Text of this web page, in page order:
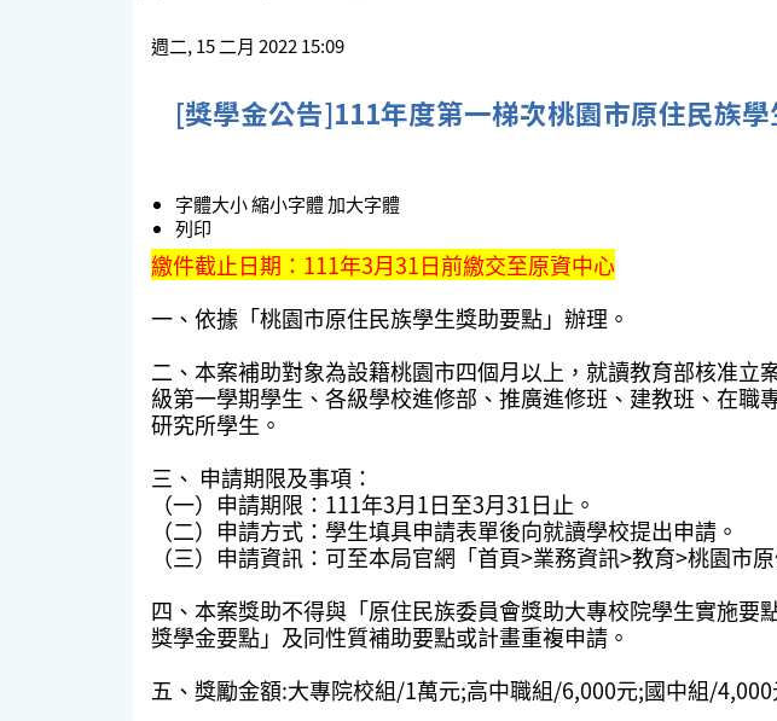
週二, 15 二月 2022 15:09
[獎學金公告]111年度第一梯次桃園市原住民族
字體大小縮小字體加大字體
列印
繳件截止日期：111年3月31日前繳交至原資中心
一、依據「桃園市原住民族學生獎助要點」辦理。
二、本案補助對象為設籍桃園市四個月以上，就讀教育部核准
級第一學期學生、各級學校進修部、推廣進修班、建教班、在
研究所學生。
三、 申請期限及事項：
（一）申請期限：111年3月1日至3月31日止。
（二）申請方式：學生填具申請表單後向就讀學校提出申請。
（三）申請資訊：可至本局官網「首頁>業務資訊>教育>桃園
四、本案獎助不得與「原住民族委員會獎助大專校院學生實施
獎學金要點」及同性質補助要點或計畫重複申請。
五、獎勵金額:大專院校組/1萬元;高中職組/6,000元;國中組/